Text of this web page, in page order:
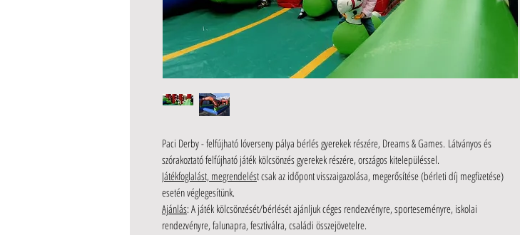
Paci Derby - felfújható lóverseny pálya bérlés gyerekek részére, Dreams & Games. Látványos és
szórakoztató felfújható játék kölcsönzés gyerekek részére, országos kitelepüléssel.
Játékfoglalást, megrendelést csak az időpont visszaigazolása, megerősítése (bérleti díj megfizetése)
esetén véglegesítünk.
Ajánlás: A játék kölcsönzését/bérlését ajánljuk céges rendezvényre, sporteseményre, iskolai
rendezvényre, falunapra, fesztiválra, családi összejövetelre.